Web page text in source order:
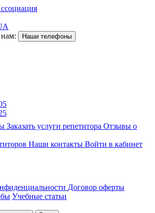
Наши телефоны
Заказать услуги репетитора Отзывы о
Наши контакты Войти в кабинет
Договор оферты
Учебные статьи